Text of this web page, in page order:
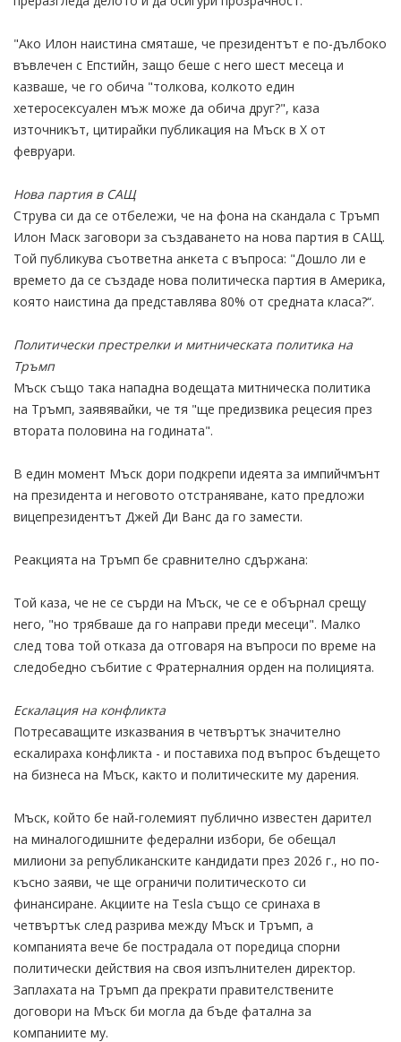
"Ако Илон наистина смяташе, че президентът е по-дълбоко
въвлечен с Епстийн, защо беше с него шест месеца и
казваше, че го обича "толкова, колкото един
хетеросексуален мъж може да обича друг?", каза
източникът, цитирайки публикация на Мъск в X от
февруари.
Нова партия в САЩ
Струва си да се отбележи, че на фона на скандала с Тръмп
Илон Маск заговори за създаването на нова партия в САЩ.
Той публикува съответна анкета с въпроса: "Дошло ли е
времето да се създаде нова политическа партия в Америка,
която наистина да представлява 80% от средната класа?“.
Политически престрелки и митническата политика на
Тръмп
Мъск също така нападна водещата митническа политика
на Тръмп, заявявайки, че тя "ще предизвика рецесия през
втората половина на годината".
В един момент Мъск дори подкрепи идеята за импийчмънт
на президента и неговото отстраняване, като предложи
вицепрезидентът Джей Ди Ванс да го замести.
Реакцията на Тръмп бе сравнително сдържана:
Той каза, че не се сърди на Мъск, че се е обърнал срещу
него, "но трябваше да го направи преди месеци". Малко
след това той отказа да отговаря на въпроси по време на
следобедно събитие с Фратерналния орден на полицията.
Ескалация на конфликта
Потресаващите изказвания в четвъртък значително
ескалираха конфликта - и поставиха под въпрос бъдещето
на бизнеса на Мъск, както и политическите му дарения.
Мъск, който бе най-големият публично известен дарител
на миналогодишните федерални избори, бе обещал
милиони за републиканските кандидати през 2026 г., но по-
късно заяви, че ще ограничи политическото си
финансиране. Акциите на Tesla също се сринаха в
четвъртък след разрива между Мъск и Тръмп, а
компанията вече бе пострадала от поредица спорни
политически действия на своя изпълнителен директор.
Заплахата на Тръмп да прекрати правителствените
договори на Мъск би могла да бъде фатална за
компаниите му.